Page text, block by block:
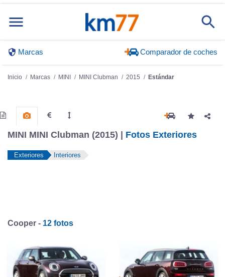
Marcas Comparador de coches
Inicio Marcas MINI MINI Clubman 2015 Estándar
MINI MINI Clubman (2015) | Fotos Exteriores
Exteriores Interiores
Cooper - 12 fotos